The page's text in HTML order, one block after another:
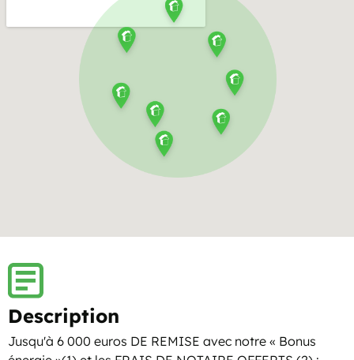
Description
Jusqu'à 6 000 euros DE REMISE avec notre « Bonus